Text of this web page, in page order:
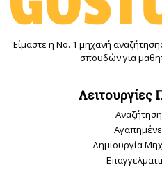
Είμαστε η Νο. 1 μηχανή
σπουδών για
Δημιουργία